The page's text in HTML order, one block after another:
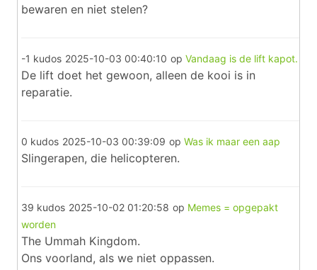
bewaren en niet stelen?
-1 kudos 2025-10-03 00:40:10 op Vandaag is de lift kapot.
De lift doet het gewoon, alleen de kooi is in
reparatie.
0 kudos 2025-10-03 00:39:09 op Was ik maar een aap
Slingerapen, die helicopteren.
39 kudos 2025-10-02 01:20:58 op Memes = opgepakt
worden
The Ummah Kingdom.
Ons voorland, als we niet oppassen.